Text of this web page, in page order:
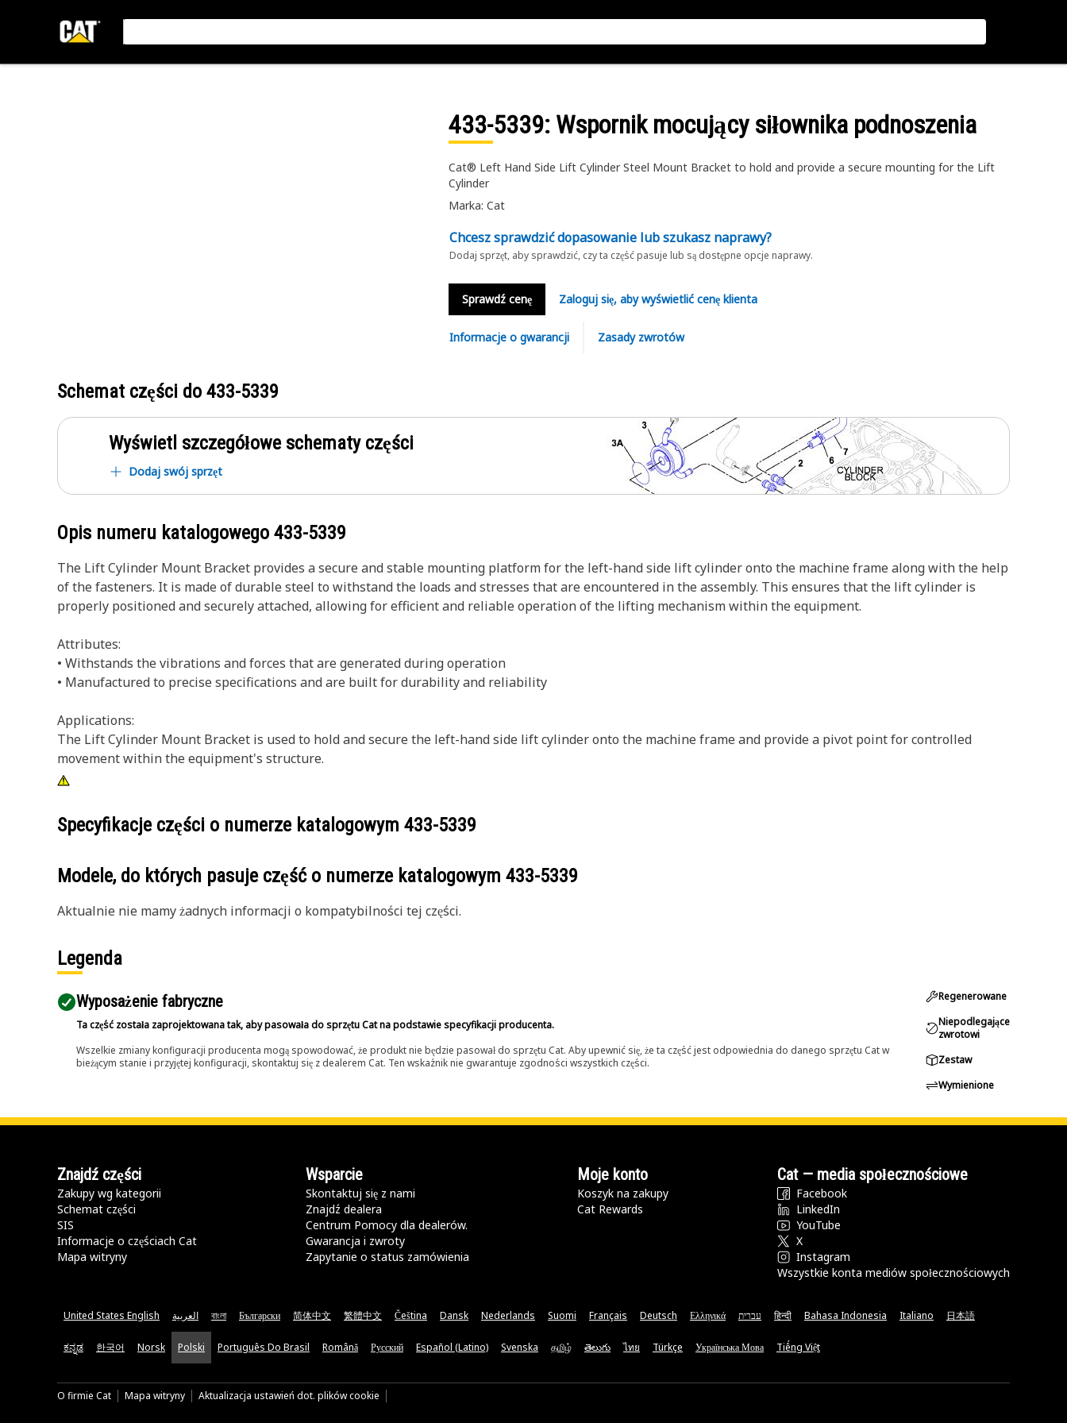
433-5339: Wspornik mocujący siłownika podnoszenia
Cat® Left Hand Side Lift Cylinder Steel Mount Bracket to hold and provide a secure mounting for the Lift
Cylinder
Marka: Cat
Chcesz sprawdzić dopasowanie lub szukasz naprawy?
Dodaj sprzęt, aby sprawdzić, czy ta część pasuje lub są dostępne opcje naprawy.
Sprawdź cenę Zaloguj się, aby wyświetlić cenę klienta
Informacje o gwarancji Zasady zwrotów
Schemat części do 433-5339
Wyświetl szczegółowe schematy części
Dodaj swój sprzęt
Opis numeru katalogowego 433-5339
The Lift Cylinder Mount Bracket provides a secure and stable mounting platform for the left-hand side lift cylinder onto the machine frame along with the help
of the fasteners. It is made of durable steel to withstand the loads and stresses that are encountered in the assembly. This ensures that the lift cylinder is
properly positioned and securely attached, allowing for efficient and reliable operation of the lifting mechanism within the equipment.
Attributes:
• Withstands the vibrations and forces that are generated during operation
• Manufactured to precise specifications and are built for durability and reliability
Applications:
The Lift Cylinder Mount Bracket is used to hold and secure the left-hand side lift cylinder onto the machine frame and provide a pivot point for controlled
movement within the equipment's structure.
Specyfikacje części o numerze katalogowym 433-5339
Modele, do których pasuje część o numerze katalogowym 433-5339
Aktualnie nie mamy żadnych informacji o kompatybilności tej części.
Legenda
Wyposażenie fabryczne
Ta część została zaprojektowana tak, aby pasowała do sprzętu Cat na podstawie specyfikacji producenta.
Wszelkie zmiany konfiguracji producenta mogą spowodować, że produkt nie będzie pasował do sprzętu Cat. Aby upewnić się, że ta część jest odpowiednia do danego sprzętu Cat w
bieżącym stanie i przyjętej konfiguracji, skontaktuj się z dealerem Cat. Ten wskaźnik nie gwarantuje zgodności wszystkich części.
Regenerowane
Niepodlegające
zwrotowi
Zestaw
Wymienione
Znajdź części
Zakupy wg kategorii
Schemat części
SIS
Informacje o częściach Cat
Mapa witryny
Wsparcie
Skontaktuj się z nami
Znajdź dealera
Centrum Pomocy dla dealerów.
Gwarancja i zwroty
Zapytanie o status zamówienia
Moje konto
Koszyk na zakupy
Cat Rewards
Cat — media społecznościowe
Facebook
LinkedIn
YouTube
X
Instagram
Wszystkie konta mediów społecznościowych
United States English العربية বাংলা Български 简体中文 繁體中文 Čeština Dansk Nederlands Suomi Français Deutsch Ελληνικά עברית हिन्दी Bahasa Indonesia Italiano 日本語
ಕನ್ನಡ 한국어 Norsk Polski Português Do Brasil Română Русский Español (Latino) Svenska தமிழ் తెలుగు ไทย Türkçe Українська Мова Tiếng Việt
O firmie Cat Mapa witryny Aktualizacja ustawień dot. plików cookie